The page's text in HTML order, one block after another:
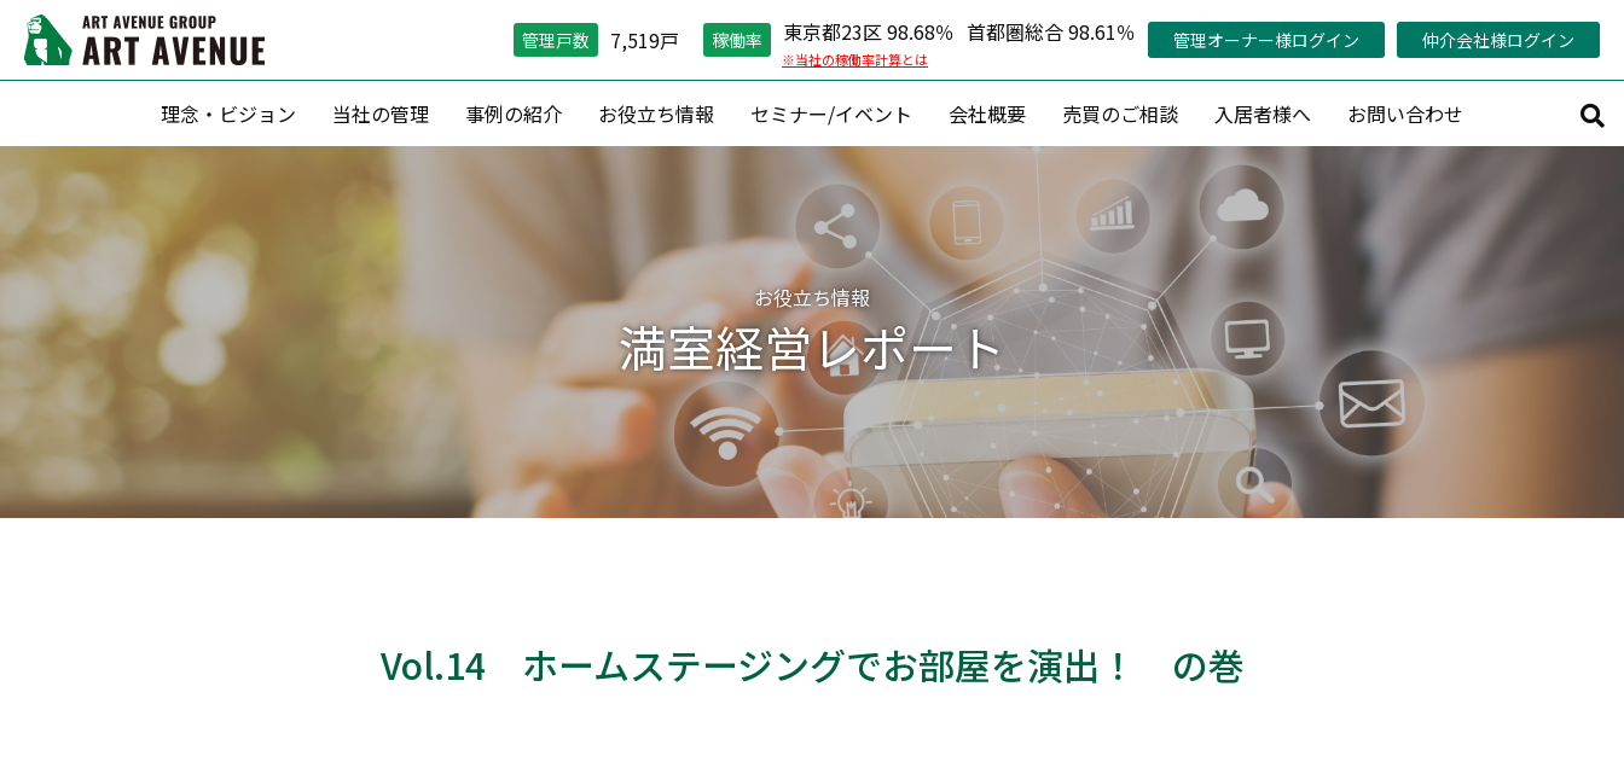
管理戸数 7,519戸 稼働率
※当社の稼働率計算とは
東京都23区 98.68％ 首都圏総合 98.61％ 管理オーナー様ログイン 仲介会社様ログイン
理念・ビジョン 当社の管理
滞納保証・空室保証(サブリース)
転貸借方式 による管理
定期借家契約 による運用
空室保証付０円リノベ
住環境維持
現場管理
24時間コールセンター
０円原状回復「ZEROプラン」
コンサルティング
資産価値維持コンサルティング
資産形成 ・活用コンサルティング
収益改善コンサルティング
相続対策プランニング
建築プロデュース
資産活用相談
管理対象エリア
当社の稼働率の考え方
認定管理会社「AMO®」
メールマガジン会員募集
賃料査定・売却査定・購入相談
収益物件売買情報リクエスト
事例の紹介 お役立ち情報 セミナー/イベント 会社概要 売買のご相談 入居者様へ お問い合わせ
お役立ち情報
満室経営レポート
Vol.14 ホームステージングでお部屋を演出！ の巻